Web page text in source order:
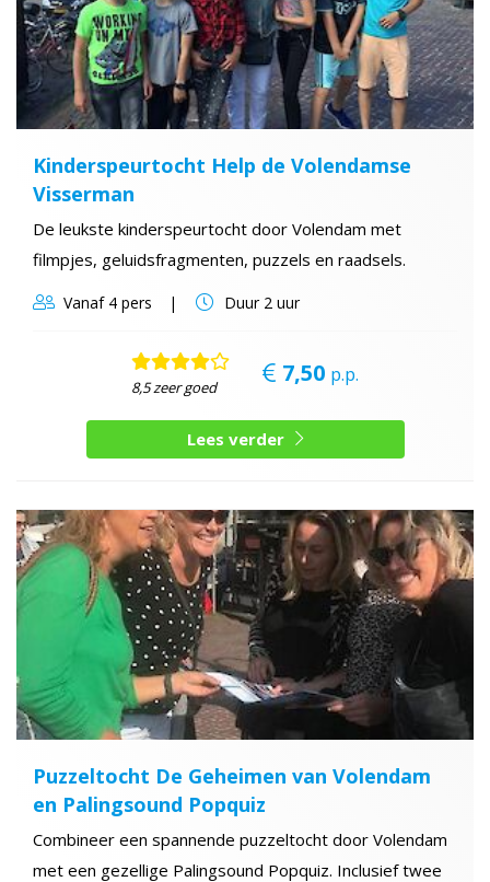
Kinderspeurtocht Help de Volendamse
Visserman
De leukste kinderspeurtocht door Volendam met
filmpjes, geluidsfragmenten, puzzels en raadsels.
Vanaf4 pers Duur2 uur
8,5 zeer goed 7,50 p.p.
Lees verder
Puzzeltocht De Geheimen van Volendam
en Palingsound Popquiz
Combineer een spannende puzzeltocht door Volendam
met een gezellige Palingsound Popquiz. Inclusief twee